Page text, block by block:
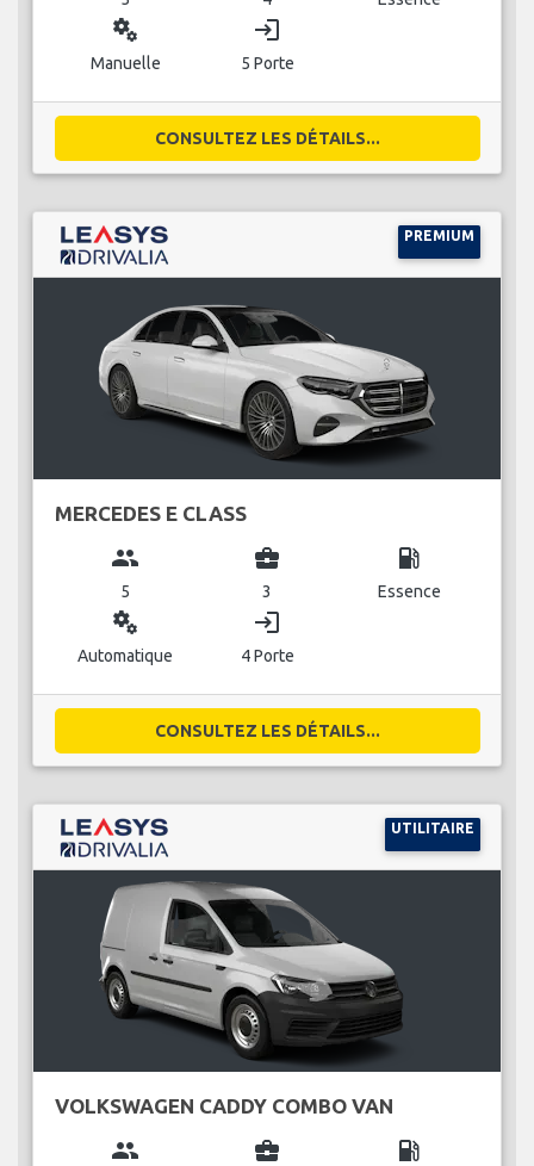
miscellaneous_services
Manuelle
login
5 Porte
CONSULTEZ LES DÉTAILS...
PREMIUM
MERCEDES E CLASS
group
5
business_center
3
local_gas_station
Essence
miscellaneous_services
Automatique
login
4 Porte
CONSULTEZ LES DÉTAILS...
UTILITAIRE
VOLKSWAGEN CADDY COMBO VAN
group business_center local_gas_station